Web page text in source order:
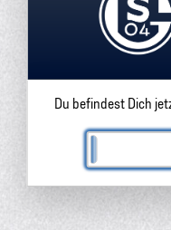
Du befindest Dich